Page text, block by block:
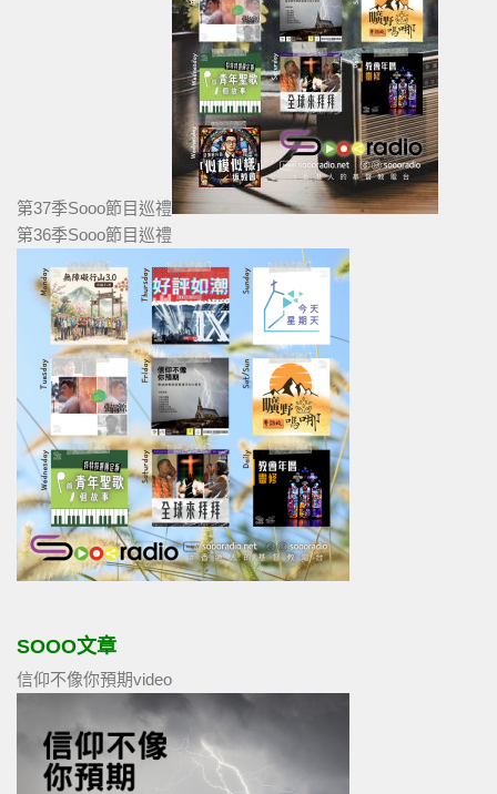
第37季Sooo節目巡禮
第36季Sooo節目巡禮
SOOO文章
信仰不像你預期video